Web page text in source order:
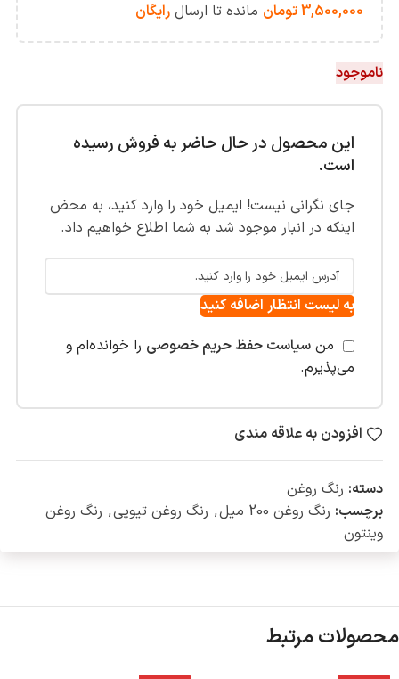
3,500,000تومان مانده تا ارسال رایگان
ناموجود
این محصول در حال حاضر به فروش رسیده
است.
جای نگرانی نیست! ایمیل خود را وارد کنید، به محض
اینکه در انبار موجود شد به شما اطلاع خواهیم داد.
به لیست انتظار اضافه کنید
من سیاست حفظ حریم خصوصی را خوانده‌ام و
می‌پذیرم.
افزودن به علاقه مندی
دسته: رنگ روغن
برچسب: رنگ روغن 200 میل , رنگ روغن تیوپی, رنگ روغن
وینتون
محصولات مرتبط